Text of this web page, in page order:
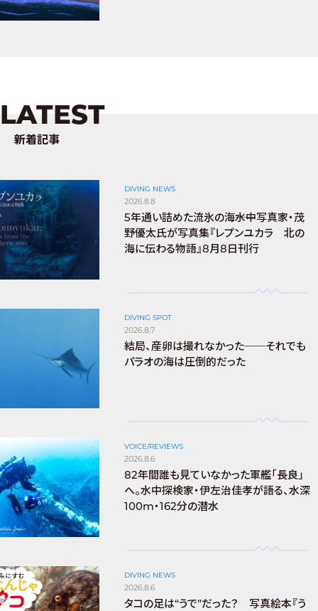
LATEST
新着記事
DIVING NEWS
2026.8.8
5年通い詰めた流氷の海――水中写真家・茂
野優太氏が写真集『レプンユカラ 北の
海に伝わる物語』8月8日刊行
DIVING SPOT
2026.8.7
結局、産卵は撮れなかった──それでも
パラオの海は圧倒的だった
VOICE/REVIEWS
2026.8.6
82年間誰も見ていなかった軍艦「長良」
へ。水中探検家・伊左治佳孝が語る、水深
100m・162分の潜水
DIVING NEWS
2026.8.6
タコの足は“うで”だった？ 写真絵本『う